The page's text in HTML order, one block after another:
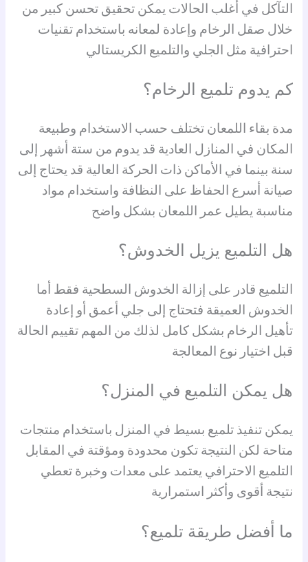
التآكل في أغلب الحالات يمكن تحقيق تحسن كبير من
خلال صقل الرخام وإعادة لمعانه باستخدام تقنيات
احترافية مثل الجلي والتلميع الكريستالي
كم يدوم تلميع الرخام؟
مدة بقاء اللمعان تختلف حسب الاستخدام وطبيعة
المكان في المنازل العادية قد يدوم من ستة أشهر إلى
سنة بينما في الأماكن ذات الحركة العالية قد يحتاج إلى
صيانة أسرع الحفاظ على النظافة واستخدام مواد
مناسبة يطيل عمر اللمعان بشكل واضح
هل التلميع يزيل الخدوش؟
التلميع قادر على إزالة الخدوش السطحية فقط أما
الخدوش العميقة فتحتاج إلى جلي أعمق أو إعادة
تأهيل الرخام بشكل كامل لذلك من المهم تقييم الحالة
قبل اختيار نوع المعالجة
هل يمكن التلميع في المنزل؟
يمكن تنفيذ تلميع بسيط في المنزل باستخدام منتجات
متاحة لكن النتيجة تكون محدودة ومؤقتة في المقابل
التلميع الاحترافي يعتمد على معدات وخبرة تعطي
نتيجة أقوى وأكثر استمرارية
ما أفضل طريقة تلميع؟